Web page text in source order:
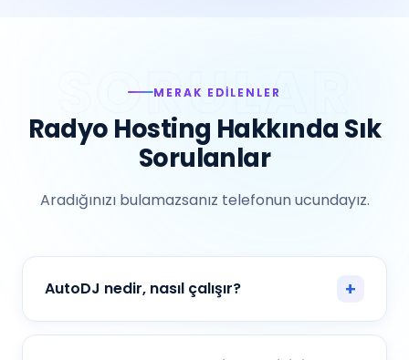
MERAK EDILENLER
Radyo Hosting Hakkında Sık
Sorulanlar
Aradığınızı bulamazsanız telefonun ucundayız.
AutoDJ nedir, nasıl çalışır?